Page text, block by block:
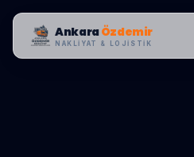
AnkaraÖzdemir
NAKLIYAT & LOJISTIK